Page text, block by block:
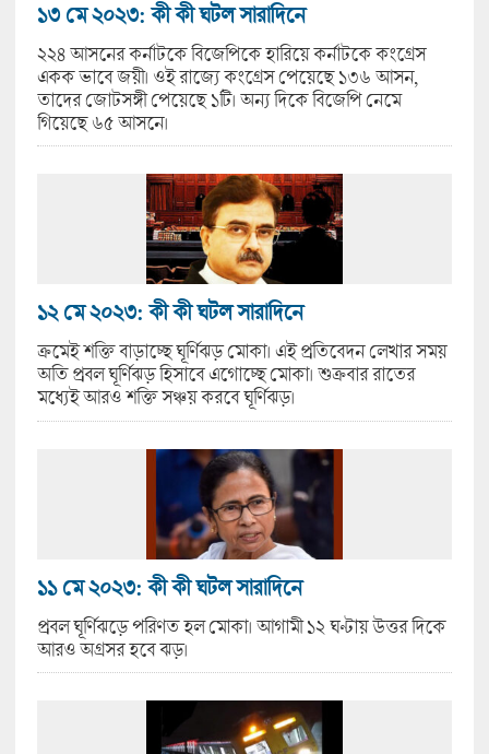
১৩ মে ২০২৩: কী কী ঘটল সারাদিনে
২২৪ আসনের কর্নাটকে বিজেপিকে হারিয়ে কর্নাটকে কংগ্রেস
একক ভাবে জয়ী। ওই রাজ্যে কংগ্রেস পেয়েছে ১৩৬ আসন,
তাদের জোটসঙ্গী পেয়েছে ১টি। অন্য দিকে বিজেপি নেমে
গিয়েছে ৬৫ আসনে।
১২ মে ২০২৩: কী কী ঘটল সারাদিনে
ক্রমেই শক্তি বাড়াচ্ছে ঘূর্ণিঝড় মোকা। এই প্রতিবেদন লেখার সময়
অতি প্রবল ঘূর্ণিঝড় হিসাবে এগোচ্ছে মোকা। শুক্রবার রাতের
মধ্যেই আরও শক্তি সঞ্চয় করবে ঘূর্ণিঝড়।
১১ মে ২০২৩: কী কী ঘটল সারাদিনে
প্রবল ঘূর্ণিঝড়ে পরিণত হল মোকা। আগামী ১২ ঘণ্টায় উত্তর দিকে
আরও অগ্রসর হবে ঝড়।